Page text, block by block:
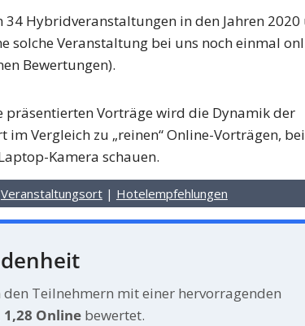
34 Hybridveranstaltungen in den Jahren 2020
solche Veranstaltung bei uns noch einmal
Bewertungen).
präsentierten Vorträge wird die Dynamik der
Vergleich zu „reinen“ Online-Vorträgen, bei
Kamera schauen.
Veranstaltungsort| Hotelempfehlungen
Teilnehmern mit einer hervorragenden
1,28 Online bewertet.